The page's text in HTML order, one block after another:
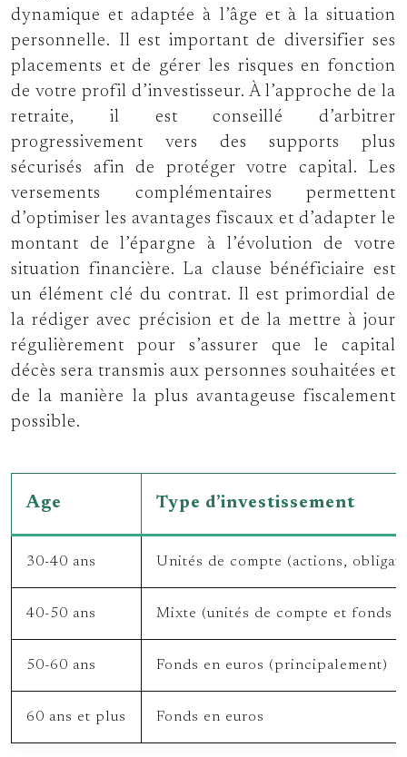
dynamique et adaptée à l’âge et à la situation
personnelle. Il est important de diversifier ses
placements et de gérer les risques en fonction
de votre profil d’investisseur. À l’approche de la
retraite, il est conseillé d’arbitrer
progressivement vers des supports plus
sécurisés afin de protéger votre capital. Les
versements complémentaires permettent
d’optimiser les avantages fiscaux et d’adapter le
montant de l’épargne à l’évolution de votre
situation financière. La clause bénéficiaire est
un élément clé du contrat. Il est primordial de
la rédiger avec précision et de la mettre à jour
régulièrement pour s’assurer que le capital
décès sera transmis aux personnes souhaitées et
de la manière la plus avantageuse fiscalement
possible.
Age Type d’investissement
30-40 ans Unités de compte (actions,
40-50 ans Mixte (unités de compte et fonds
50-60 ans Fonds en euros (principalement)
60 ans et plus Fonds en euros